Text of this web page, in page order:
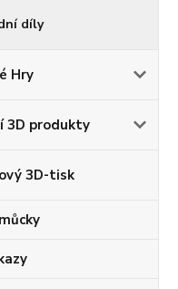
díly
Hry
3D produkty
3D-tisk